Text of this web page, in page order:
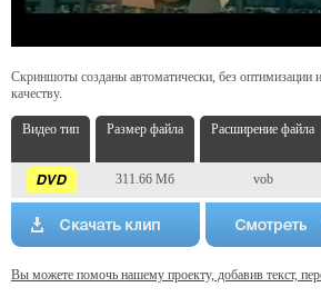
Скриншоты созданы автоматически, без оптимизации
качеству.
Видео тип Размер файла Расширение файла
311.66 Мб vob
Вы можете помочь нашему проекту, добавив текст,